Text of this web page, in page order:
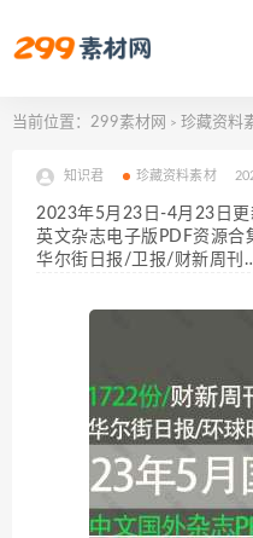
当前位置： 299素材网 > 珍藏资料
知识君 珍藏资料素材
2023年5月23日-4月23日更
英文杂志电子版PDF资源
华尔街日报/卫报/财新周刊